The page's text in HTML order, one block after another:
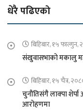
धेरै पढिएको
बिहिबार, १५ फाल्गुन,
संखुवासभाको मकालु
बिहिबार, १५ चैत्र,
चुनौतिसंगै लाक्पा
आरोहणमा